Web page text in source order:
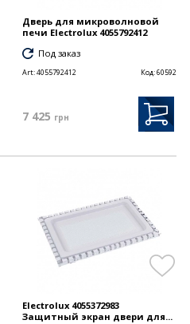
Дверь для микроволновой
печи Electrolux 4055792412
Под заказ
Art:4055792412 Код:60592
7 425 грн
Electrolux 4055372983
Защитный экран двери для...